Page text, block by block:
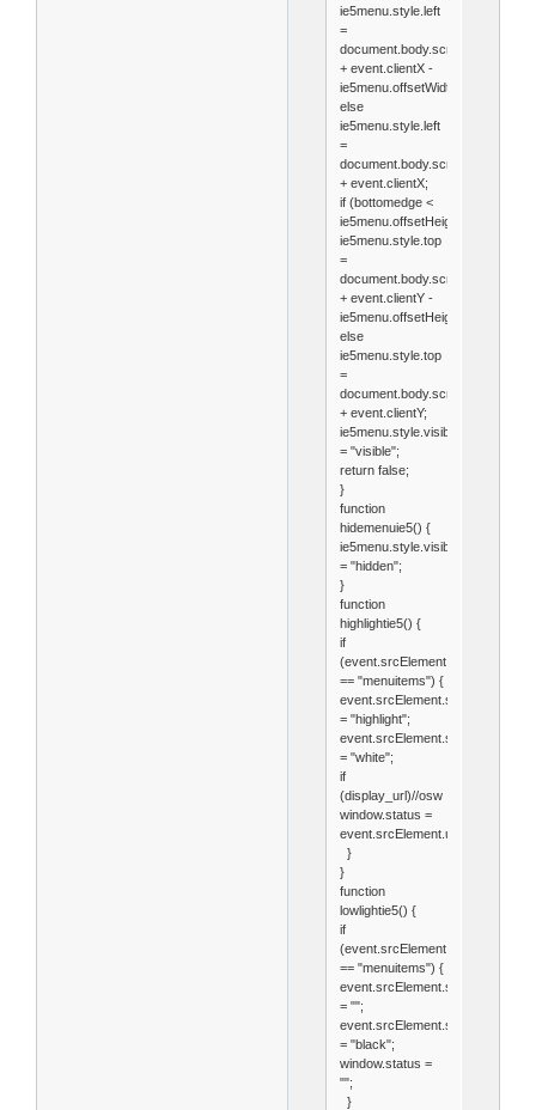
ie5menu.style.left
=
document.body.scrollLeft
+ event.clientX -
ie5menu.offsetWidth;//
else
ie5menu.style.left
=
document.body.scrollLeft
+ event.clientX;
if (bottomedge <
ie5menu.offsetHeight)
ie5menu.style.top
=
document.body.scrollTop
+ event.clientY -
ie5menu.offsetHeight;
else
ie5menu.style.top
=
document.body.scrollTop
+ event.clientY;
ie5menu.style.visibility
= "visible";
return false;
}
function
hidemenuie5() {
ie5menu.style.visibility
= "hidden";
}
function
highlightie5() {
if
(event.srcElement.className
== "menuitems") {
= "highlight";
event.srcElement.style.color
= "white";
if
(display_url)//osw
window.status =
event.srcElement.url;
}
}
function
lowlightie5() {
if
(event.srcElement.className
== "menuitems") {
= "";
event.srcElement.style.color
= "black";
window.status =
"";
}